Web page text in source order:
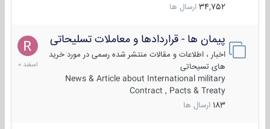
34,752 ارسال ها
پیمان ها - قراردادها و معاملات تسلیحاتی
اخبار ، اطلاعات و مقالات منتشر شده رسمی در مورد خرید
های تسیحاتی
News & Article about International military
Contract , Pacts & Treaty
183 ارسال ها
7
اسفند
1400